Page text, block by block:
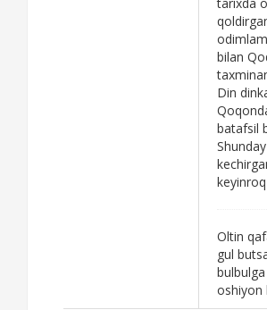
bilan
Din
batafsil
Oltin
gul
oshiyon